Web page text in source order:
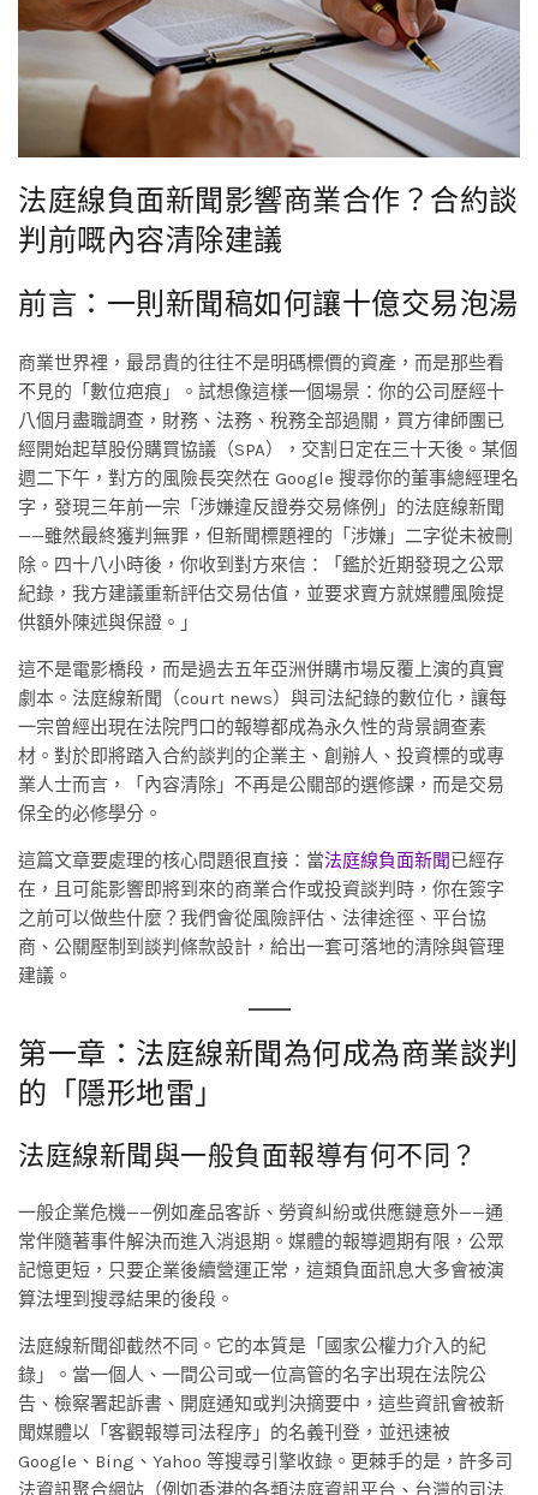
法庭線負面新聞影響商業合作？合約談
判前嘅內容清除建議
前言：一則新聞稿如何讓十億交易泡湯
商業世界裡，最昂貴的往往不是明碼標價的資產，而是那些看
不見的「數位疤痕」。試想像這樣一個場景：你的公司歷經十
八個月盡職調查，財務、法務、稅務全部過關，買方律師團已
經開始起草股份購買協議（SPA），交割日定在三十天後。某個
週二下午，對方的風險長突然在 Google 搜尋你的董事總經理名
字，發現三年前一宗「涉嫌違反證券交易條例」的法庭線新聞
——雖然最終獲判無罪，但新聞標題裡的「涉嫌」二字從未被刪
除。四十八小時後，你收到對方來信：「鑑於近期發現之公眾
紀錄，我方建議重新評估交易估值，並要求賣方就媒體風險提
供額外陳述與保證。」
這不是電影橋段，而是過去五年亞洲併購市場反覆上演的真實
劇本。法庭線新聞（court news）與司法紀錄的數位化，讓每
一宗曾經出現在法院門口的報導都成為永久性的背景調查素
材。對於即將踏入合約談判的企業主、創辦人、投資標的或專
業人士而言，「內容清除」不再是公關部的選修課，而是交易
保全的必修學分。
這篇文章要處理的核心問題很直接：當法庭線負面新聞已經存
在，且可能影響即將到來的商業合作或投資談判時，你在簽字
之前可以做些什麼？我們會從風險評估、法律途徑、平台協
商、公關壓制到談判條款設計，給出一套可落地的清除與管理
建議。
第一章：法庭線新聞為何成為商業談判
的「隱形地雷」
法庭線新聞與一般負面報導有何不同？
一般企業危機——例如產品客訴、勞資糾紛或供應鏈意外——通
常伴隨著事件解決而進入消退期。媒體的報導週期有限，公眾
記憶更短，只要企業後續營運正常，這類負面訊息大多會被演
算法埋到搜尋結果的後段。
法庭線新聞卻截然不同。它的本質是「國家公權力介入的紀
錄」。當一個人、一間公司或一位高管的名字出現在法院公
告、檢察署起訴書、開庭通知或判決摘要中，這些資訊會被新
聞媒體以「客觀報導司法程序」的名義刊登，並迅速被
Google、Bing、Yahoo 等搜尋引擎收錄。更棘手的是，許多司
法資訊聚合網站（例如香港的各類法庭資訊平台、台灣的司法